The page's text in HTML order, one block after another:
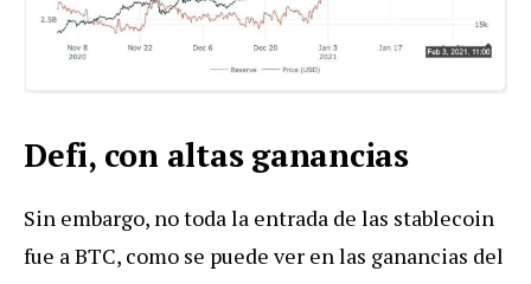
Defi, con altas ganancias
Sin embargo, no toda la entrada de las stablecoin
fue a BTC, como se puede ver en las ganancias del